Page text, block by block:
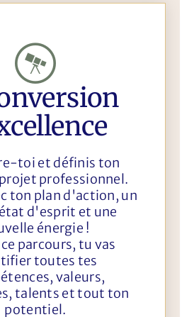
toi et définis ton
professionnel.
ton plan d'action, un
d'esprit et une
énergie !
parcours, tu vas
toutes tes
valeurs,
talents et tout ton
potentiel.